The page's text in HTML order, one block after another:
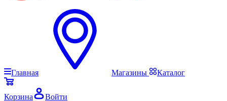
Главная Магазины Каталог
Корзина Войти